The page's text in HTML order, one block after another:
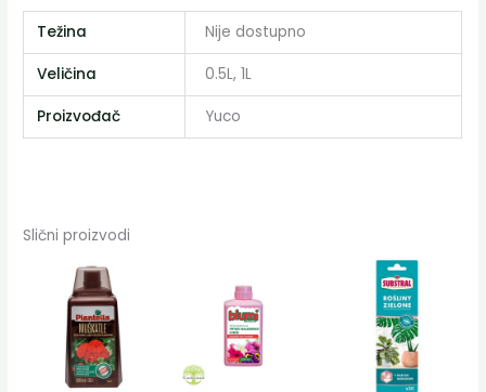
Težina Nije dostupno
Veličina 0.5L, 1L
Proizvođač Yuco
Slični proizvodi
цена:
од
350 RSD
до
510 RSD
варијанти.